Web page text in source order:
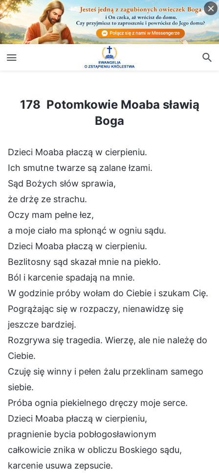
178 Potomkowie Moaba sławią Boga
178 Potomkowie Moaba sławią
Boga
Dzieci Moaba płaczą w cierpieniu.
Ich smutne twarze są zalane łzami.
Sąd Bożych słów sprawia,
że drżę ze strachu.
Oczy mam pełne łez,
a moje ciało ma spłonąć w ogniu sądu.
Dzieci Moaba płaczą w cierpieniu.
Bezlitosny sąd skazał mnie na piekło.
Ból i karcenie spadają na mnie.
W godzinie próby wołam do Ciebie i szukam Cię.
Pogrążając się w rozpaczy, nienawidzę się
jeszcze bardziej.
Rozgrywa się tragedia. Wierzę, ale nie należę do
Ciebie.
Czuję się winny i pełen żalu przeklinam samego
siebie.
Próba ognia piekielnego dręczy moje serce.
Dzieci Moaba płaczą w cierpieniu,
pragnienie bycia pobłogosławionym
całkowicie znika w obliczu Boskiego sądu,
karcenie usuwa zepsucie.